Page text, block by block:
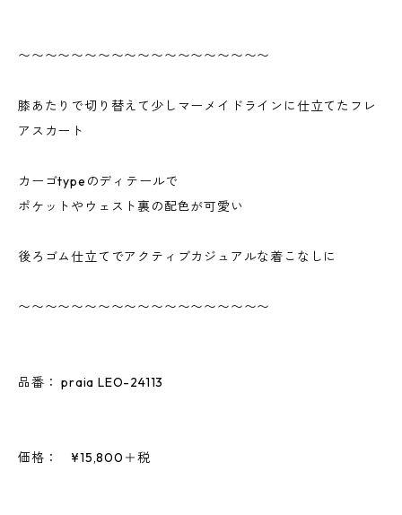
〜〜〜〜〜〜〜〜〜〜〜〜〜〜〜〜〜〜〜
膝あたりで切り替えて少しマーメイドラインに仕立てたフレ
アスカート
カーゴtypeのディテールで
ポケットやウェスト裏の配色が可愛い
後ろゴム仕立てでアクティブカジュアルな着こなしに
〜〜〜〜〜〜〜〜〜〜〜〜〜〜〜〜〜〜〜
品番： praia LEO-24113
価格： ¥15,800＋税